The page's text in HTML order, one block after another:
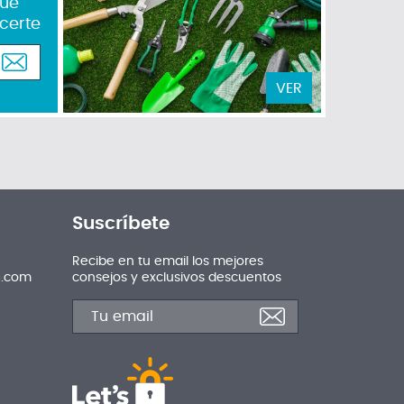
VER
Suscríbete
Recibe en tu email los mejores
consejos y exclusivos descuentos